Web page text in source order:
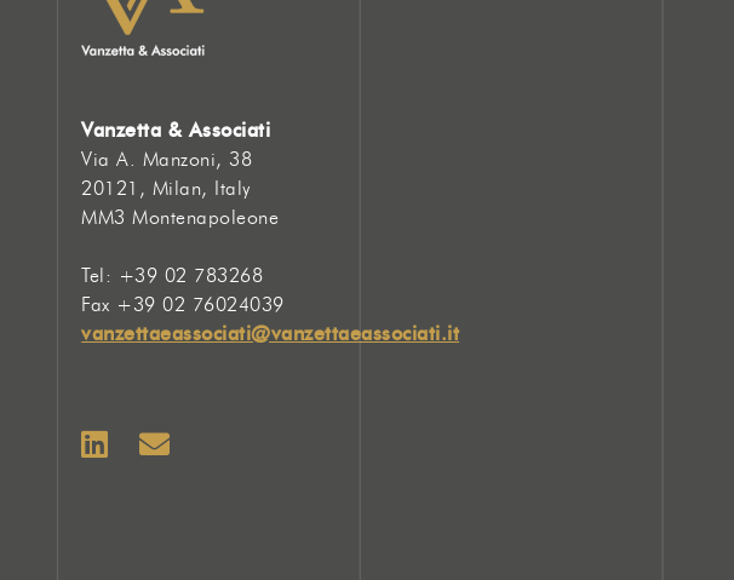
Vanzetta & Associati
Via A. Manzoni, 38
20121, Milan, Italy
MM3 Montenapoleone
Tel: +39 02 783268
Fax +39 02 76024039
vanzettaeassociati@vanzettaeassociati.it